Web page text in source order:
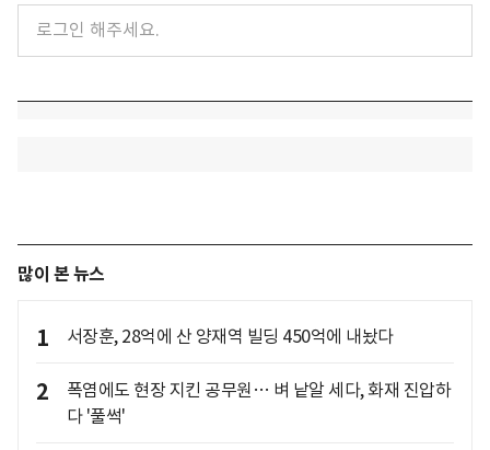
많이 본 뉴스
1 서장훈, 28억에 산 양재역 빌딩 450억에 내놨다
2
폭염에도 현장 지킨 공무원… 벼 낱알 세다, 화재 진압하
다 '풀썩'